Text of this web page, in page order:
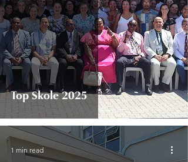
Top Skole 2025
1 min read